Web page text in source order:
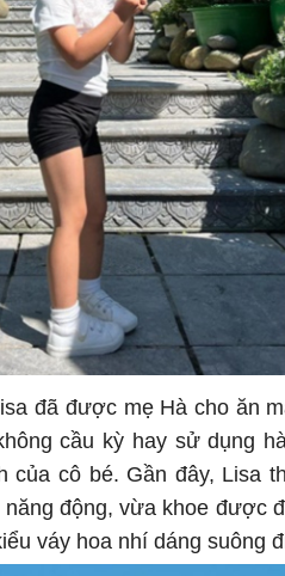
đã được mẹ Hà cho ăn
cầu kỳ hay sử dụng
của cô bé. Gần đây, Lisa
năng động, vừa khoe được
váy hoa nhí dáng suông